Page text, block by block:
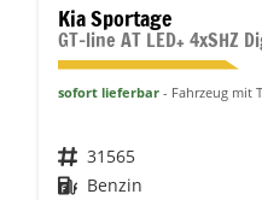
Kia Sportage
GT-line AT LED+ 4xSHZ
sofort lieferbar Fahrzeug mit
Fahrzeugnr. 31565
Kraftstoff Benzin